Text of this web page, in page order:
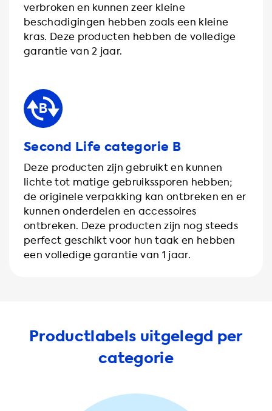
verbroken en kunnen zeer kleine
beschadigingen hebben zoals een kleine
kras. Deze producten hebben de volledige
garantie van 2 jaar.
Second Life categorie B
Deze producten zijn gebruikt en kunnen
lichte tot matige gebruikssporen hebben;
de originele verpakking kan ontbreken en er
kunnen onderdelen en accessoires
ontbreken. Deze producten zijn nog steeds
perfect geschikt voor hun taak en hebben
een volledige garantie van 1 jaar.
Productlabels uitgelegd per
categorie